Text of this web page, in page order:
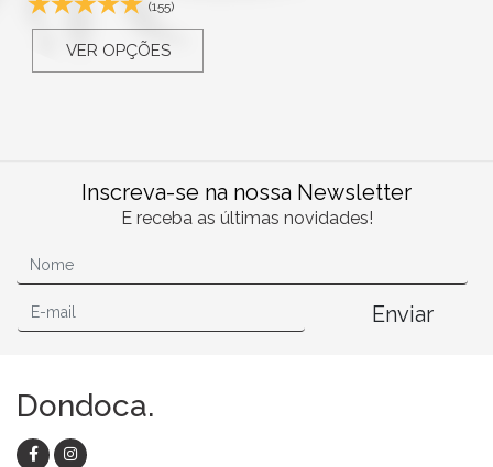
(155)
VER OPÇÕES
Inscreva-se na nossa Newsletter
E receba as últimas novidades!
Enviar
Dondoca.